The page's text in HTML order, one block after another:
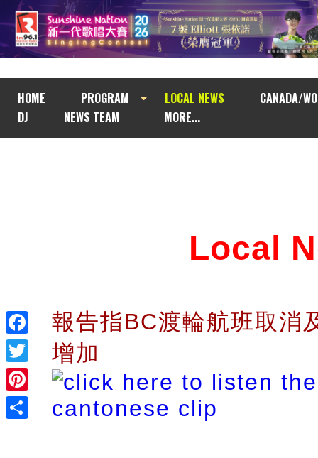
HOME PROGRAM LOCAL NEWS
CANADA/
DJ
NEWS TEAM MORE...
Facebook
Twitter
Pinterest
Local
報告指BC渡輪航班取消
增加